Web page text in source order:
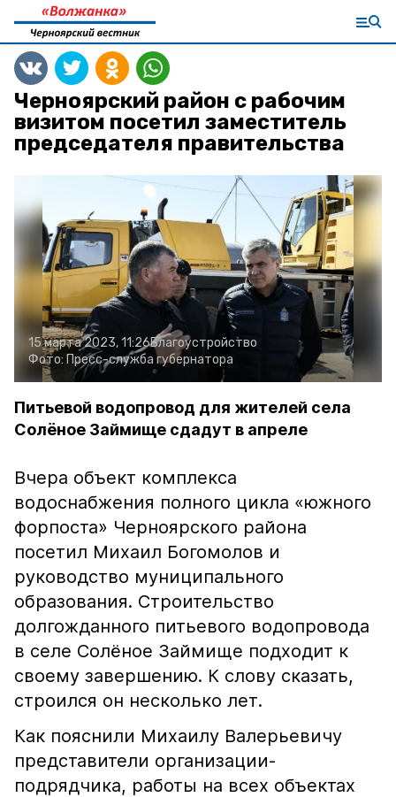
Черноярский район с рабочим
визитом посетил заместитель
председателя правительства
15 марта 2023, 11:26Благоустройство
Фото: Пресс-служба губернатора
Питьевой водопровод для жителей села
Солёное Займище сдадут в апреле
Вчера объект комплекса
водоснабжения полного цикла «южного
форпоста» Черноярского района
посетил Михаил Богомолов и
руководство муниципального
образования. Строительство
долгожданного питьевого водопровода
в селе Солёное Займище подходит к
своему завершению. К слову сказать,
строился он несколько лет.
Как пояснили Михаилу Валерьевичу
представители организации-
подрядчика, работы на всех объектах